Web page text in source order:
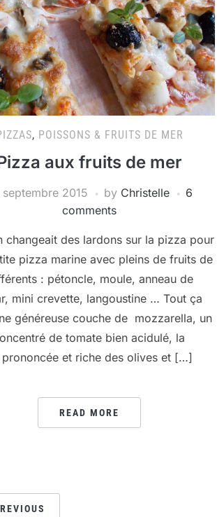
, POISSONS & FRUITS DE MER
aux fruits de mer
septembre 2015 by Christelle
6
comments
changeait des lardons sur la pizza pour
pizza marine avec pleins de fruits de
: pétoncle, moule, anneau de
mini crevette, langoustine … Tout ça
généreuse couche de mozzarella, un
de tomate bien acidulé, la
prononcée et riche des olives et […]
READ MORE